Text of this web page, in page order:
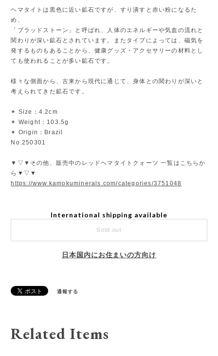
ヘマタイトは黒色に近い鉱石ですが、すり潰すと赤い粉になるた
め、
「ブラッドストーン」と呼ばれ、人体のエネルギーや気血の流れと
関わりが深い鉱石とされています。またタイプによっては、磁気を
発するものもあることから、健康グッズ・アクセサリーの材料とし
ても使われることが多い鉱石です。
様々な側面から、古来から現代に通じて、身体との関わりが深いと
考えられてきた鉱石です。
✴︎ Size：4.2cm
✴︎ Weight：103.5g
✴︎ Origin：Brazil
No.250301
▼▽▼その他、販売中のレッドヘマタイトクォーツ 一覧はこちらか
ら▼▽▼
https://www.kamokuminerals.com/categories/3751048
International shipping available
Sold out
日本国内にお住まいの方向け
通報する
Related Items